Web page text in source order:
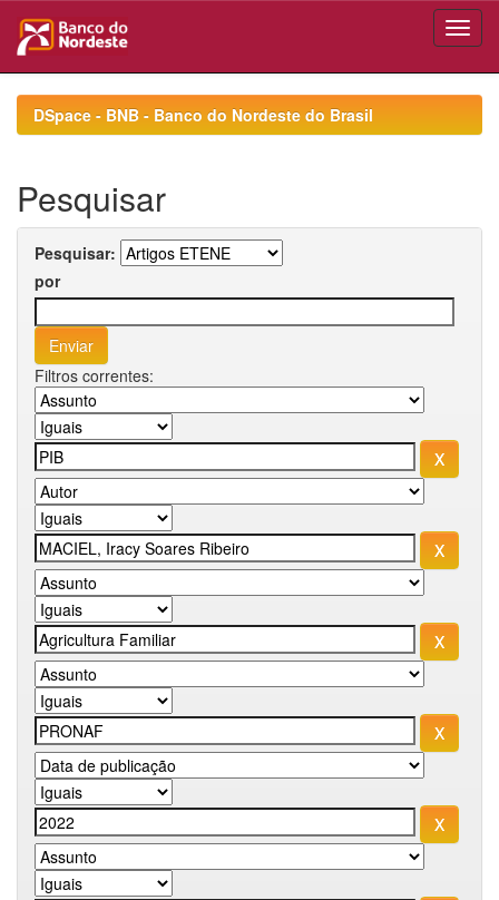
navigationDSpace - BNB - Banco do Nordeste do Brasil
Pesquisar
Pesquisar:
por
Filtros correntes: